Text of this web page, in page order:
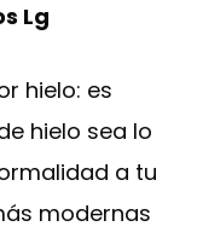
Lg
hielo: es
hielo sea lo
a tu
modernas